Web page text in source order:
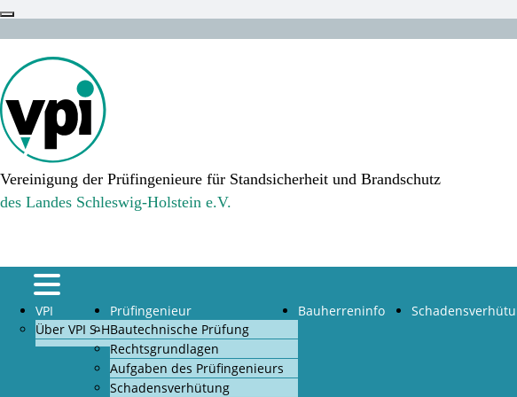
Vereinigung der Prüfingenieure für Standsicherheit und Brandschutz
des Landes Schleswig-Holstein e.V.
VPI
Über VPI S-H
Prüfingenieur
Bautechnische Prüfung
Rechtsgrundlagen
Aufgaben des Prüfingenieurs
Schadensverhütung
Bauherreninfo